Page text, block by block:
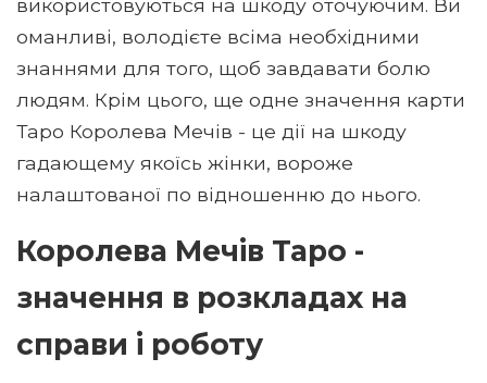
оманливі, володієте всіма необхідними
знаннями для того, щоб завдавати болю
людям. Крім цього, ще одне значення карти
Таро Королева Мечів - це дії на шкоду
гадающему якоїсь жінки, вороже
налаштованої по відношенню до нього.
Королева Мечів Таро -
значення в розкладах на
справи і роботу